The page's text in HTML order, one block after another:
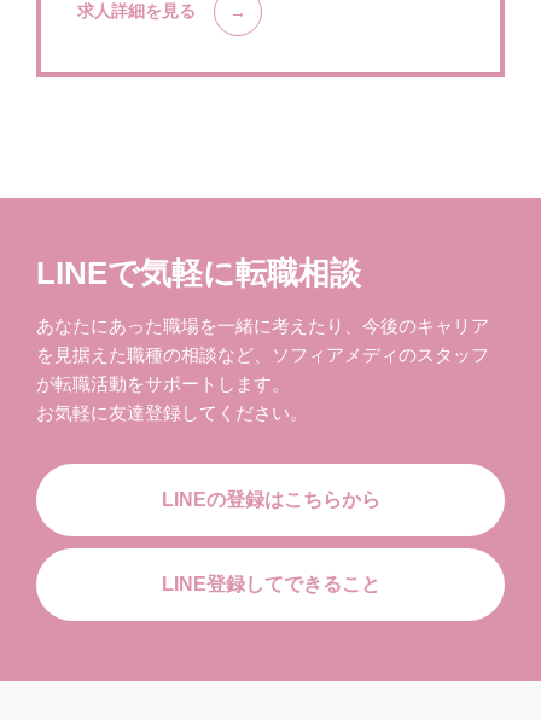
求人詳細を見る
LINEで気軽に転職相談
あなたにあった職場を一緒に考えたり、今後のキャリア
を見据えた職種の相談など、ソフィアメディのスタッフ
が転職活動をサポートします。
お気軽に友達登録してください。
LINEの登録はこちらから
LINE登録してできること